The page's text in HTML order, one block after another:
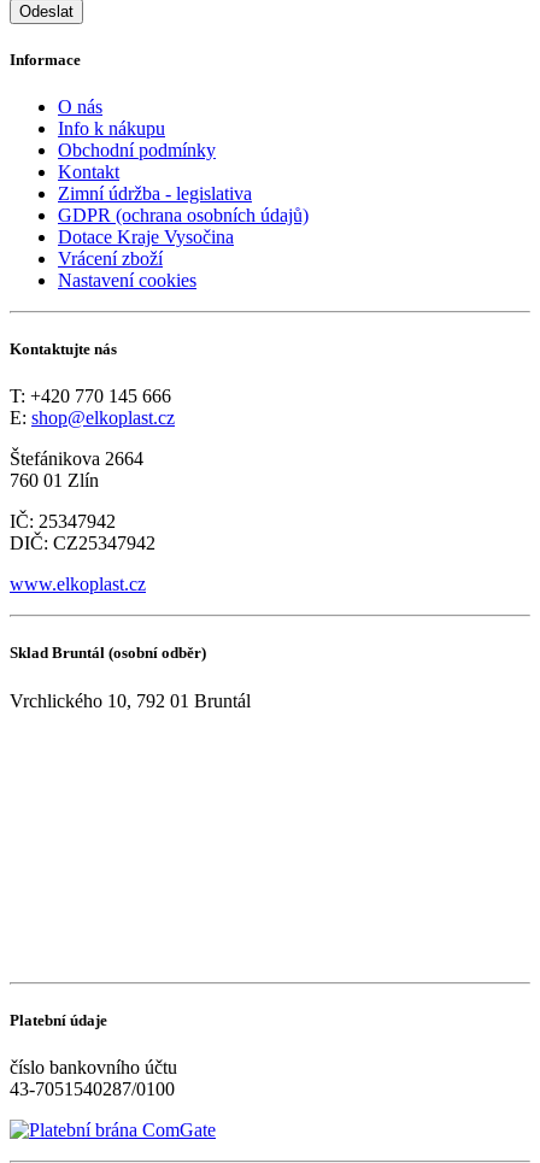
Odeslat
Informace
O nás
Info k nákupu
Obchodní podmínky
Kontakt
Zimní údržba - legislativa
GDPR (ochrana osobních údajů)
Dotace Kraje Vysočina
Vrácení zboží
Nastavení cookies
Kontaktujte nás
T: +420 770 145 666
E: shop@elkoplast.cz
Štefánikova 2664
760 01 Zlín
IČ: 25347942
DIČ: CZ25347942
www.elkoplast.cz
Sklad Bruntál (osobní odběr)
Vrchlického 10, 792 01 Bruntál
Platební údaje
číslo bankovního účtu
43-7051540287/0100